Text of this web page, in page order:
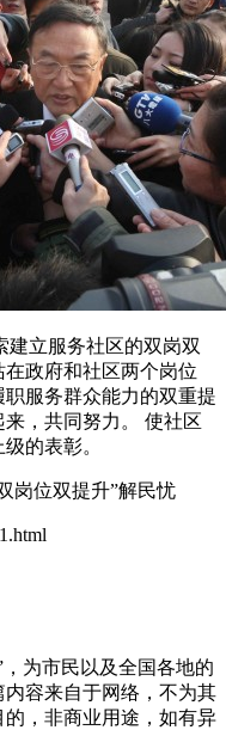
建立服务社区的双岗双
政府和社区两个岗位
职服务群众能力的双重提
，共同努力。 使社区
的表彰。
岗位双提升”解民忧
为市民以及全国各地的
容来自于网络，不为其
，非商业用途，如有异